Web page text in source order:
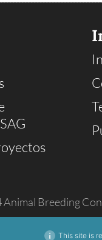
Breeding
This site is